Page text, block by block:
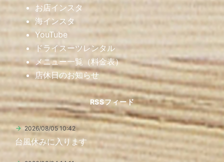
お店インスタ
海インスタ
YouTube
ドライスーツレンタル
メニュー一覧（料金表）
店休日のお知らせ
RSSフィード
2026/08/05 10:42
台風休みに入ります